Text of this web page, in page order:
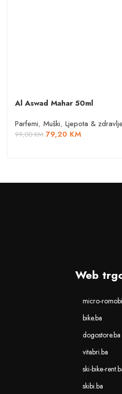
Al Aswad Mahar 50ml
Parfemi, Muški, Ljepota & zdravlje
99,00KM 79,20 KM
Web
micro-
bike.ba
dogostore.ba
vitabri.ba
ski-bike-
skibi.ba